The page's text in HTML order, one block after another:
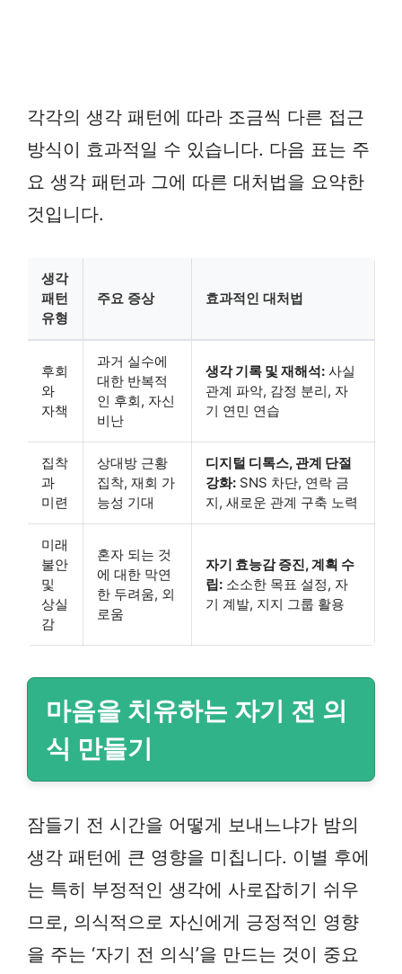
각각의 생각 패턴에 따라 조금씩 다른 접근
방식이 효과적일 수 있습니다. 다음 표는 주
요 생각 패턴과 그에 따른 대처법을 요약한
것입니다.
생각
패턴
유형
주요 증상 효과적인 대처법
후회
와
자책
과거 실수에
대한 반복적
인 후회, 자신
비난
생각 기록 및 재해석: 사실
관계 파악, 감정 분리, 자
기 연민 연습
집착
과
미련
상대방 근황
집착, 재회 가
능성 기대
디지털 디톡스, 관계 단절
강화: SNS 차단, 연락 금
지, 새로운 관계 구축 노력
미래
불안
및
상실
감
혼자 되는 것
에 대한 막연
한 두려움, 외
로움
자기 효능감 증진, 계획 수
립: 소소한 목표 설정, 자
기 계발, 지지 그룹 활용
마음을 치유하는 자기 전 의
식 만들기
잠들기 전 시간을 어떻게 보내느냐가 밤의
생각 패턴에 큰 영향을 미칩니다. 이별 후에
는 특히 부정적인 생각에 사로잡히기 쉬우
므로, 의식적으로 자신에게 긍정적인 영향
을 주는 ‘자기 전 의식’을 만드는 것이 중요